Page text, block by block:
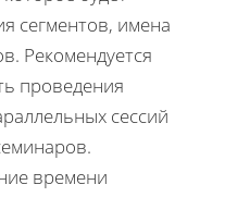
сегментов, имена
Рекомендуется
проведения
сессий
времени